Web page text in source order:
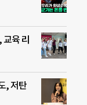
육 리
, 저탄